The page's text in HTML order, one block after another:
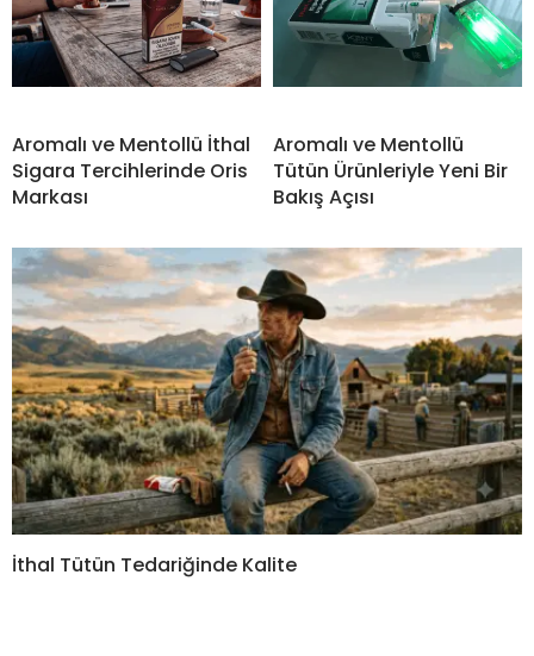
Aromalı ve Mentollü İthal
Sigara Tercihlerinde Oris
Markası
Aromalı ve Mentollü
Tütün Ürünleriyle Yeni Bir
Bakış Açısı
İthal Tütün Tedariğinde Kalite